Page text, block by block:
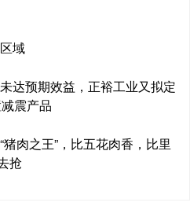
域
达预期效益，正裕工业又拟定
震产品
肉之王”，比五花肉香，比里
抢